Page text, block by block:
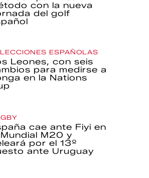
con la nueva
del golf
ESPAÑOLAS
Leones, con seis
para medirse a
en la Nations
cae ante Fiyi en
M20 y
por el 13º
ante Uruguay